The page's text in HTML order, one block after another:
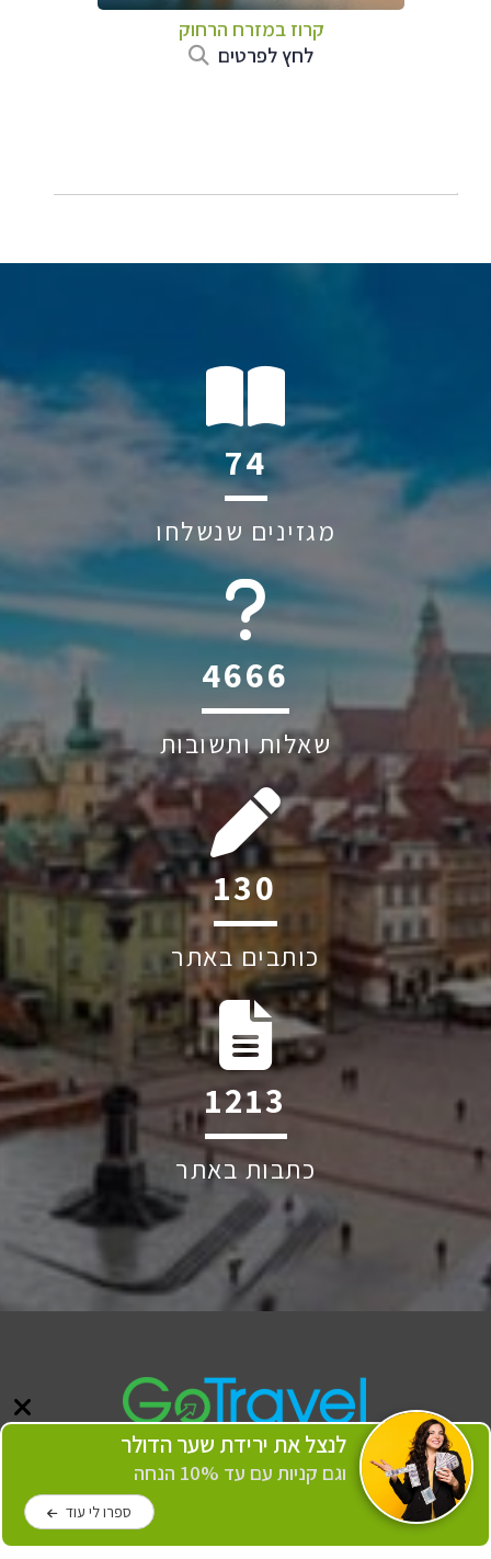
קרוז במזרח הרחוק
לחץ לפרטים
145
מגזינים שנשלחו
6045
שאלות ותשובות
254
כותבים באתר
2361
כתבות באתר
כל הזכויות שמורות לכותבים, לצלמים ולאתר GoTravel © 2006-2026
לנצל את ירידת שער הדולר
וגם קניות עם עד 10% הנחה
ספרו לי עוד